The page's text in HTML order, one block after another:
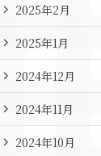
2025年2月
2025年1月
2024年12月
2024年11月
2024年10月